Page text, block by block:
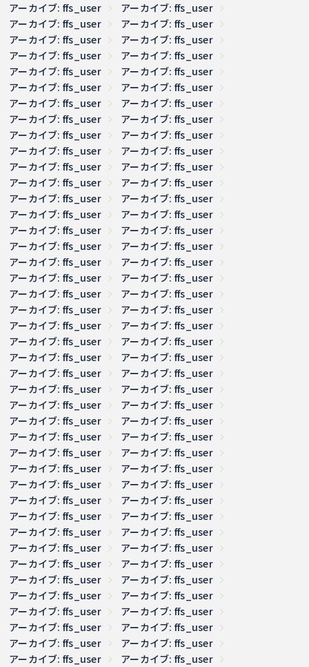
アーカイブ: ffs_user
アーカイブ: ffs_user
アーカイブ: ffs_user
アーカイブ: ffs_user
アーカイブ: ffs_user
アーカイブ: ffs_user
アーカイブ: ffs_user
アーカイブ: ffs_user
アーカイブ: ffs_user
アーカイブ: ffs_user
アーカイブ: ffs_user
アーカイブ: ffs_user
アーカイブ: ffs_user
アーカイブ: ffs_user
アーカイブ: ffs_user
アーカイブ: ffs_user
アーカイブ: ffs_user
アーカイブ: ffs_user
アーカイブ: ffs_user
アーカイブ: ffs_user
アーカイブ: ffs_user
アーカイブ: ffs_user
アーカイブ: ffs_user
アーカイブ: ffs_user
アーカイブ: ffs_user
アーカイブ: ffs_user
アーカイブ: ffs_user
アーカイブ: ffs_user
アーカイブ: ffs_user
アーカイブ: ffs_user
アーカイブ: ffs_user
アーカイブ: ffs_user
アーカイブ: ffs_user
アーカイブ: ffs_user
アーカイブ: ffs_user
アーカイブ: ffs_user
アーカイブ: ffs_user
アーカイブ: ffs_user
アーカイブ: ffs_user
アーカイブ: ffs_user
アーカイブ: ffs_user
アーカイブ: ffs_user
アーカイブ: ffs_user
アーカイブ: ffs_user
アーカイブ: ffs_user
アーカイブ: ffs_user
アーカイブ: ffs_user
アーカイブ: ffs_user
アーカイブ: ffs_user
アーカイブ: ffs_user
アーカイブ: ffs_user
アーカイブ: ffs_user
アーカイブ: ffs_user
アーカイブ: ffs_user
アーカイブ: ffs_user
アーカイブ: ffs_user
アーカイブ: ffs_user
アーカイブ: ffs_user
アーカイブ: ffs_user
アーカイブ: ffs_user
アーカイブ: ffs_user
アーカイブ: ffs_user
アーカイブ: ffs_user
アーカイブ: ffs_user
アーカイブ: ffs_user
アーカイブ: ffs_user
アーカイブ: ffs_user
アーカイブ: ffs_user
アーカイブ: ffs_user
アーカイブ: ffs_user
アーカイブ: ffs_user
アーカイブ: ffs_user
アーカイブ: ffs_user
アーカイブ: ffs_user
アーカイブ: ffs_user
アーカイブ: ffs_user
アーカイブ: ffs_user
アーカイブ: ffs_user
アーカイブ: ffs_user
アーカイブ: ffs_user
アーカイブ: ffs_user
アーカイブ: ffs_user
アーカイブ: ffs_user
アーカイブ: ffs_user